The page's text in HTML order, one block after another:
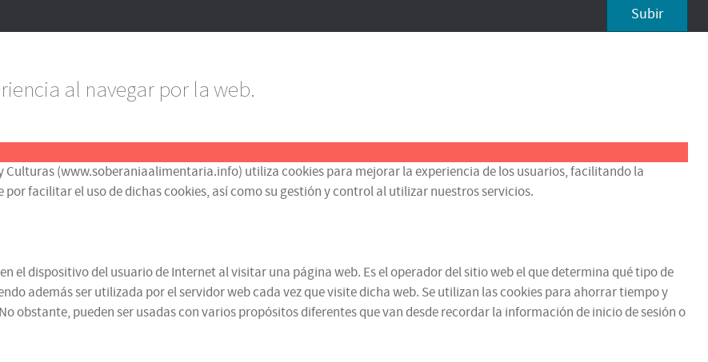
Subir
al navegar por la web.
(www.soberaniaalimentaria.info) utiliza cookies para mejorar la experiencia de los usuarios, facilitando la
facilitar el uso de dichas cookies, así como su gestión y control al utilizar nuestros servicios.
el dispositivo del usuario de Internet al visitar una página web. Es el operador del sitio web el que determina qué tipo de
además ser utilizada por el servidor web cada vez que visite dicha web. Se utilizan las cookies para ahorrar tiempo y
obstante, pueden ser usadas con varios propósitos diferentes que van desde recordar la información de inicio de sesión o